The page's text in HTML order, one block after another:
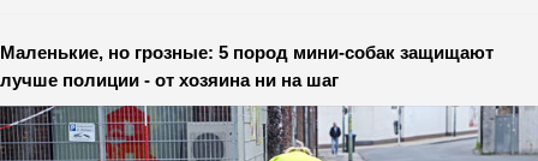
Маленькие, но грозные: 5 пород мини-собак защищают
лучше полиции - от хозяина ни на шаг